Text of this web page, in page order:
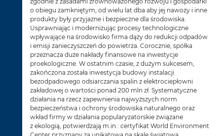
o obiegu zamkniętym, od wielu lat dba aby jej nawozy i inne
produkty były przyjazne i bezpieczne dla środowiska.
Usprawniając i modernizując procesy technologiczne
wpływające na środowisko firma dąży do redukcji odpadów
i emisji zanieczyszczeń do powietrza. Corocznie, spółka
przeznacza duże nakłady finansowe na inwestycje
proekologiczne. W ostatnim czasie, z dużym sukcesem,
zakończona została inwestycja budowy instalacji
bezodpadowego odsiarczania spalin z elektrociepłowni
zakładowej o wartości ponad 200 mln zł. Systematyczne
działania na rzecz zapewnienia najwyższych norm
bezpieczeństwa i ochrony środowiska naturalnego oraz
wkład firmy w działania popularyzatorskie związane
z ekologią, potwierdzają m.in.: certyfikat World Environment